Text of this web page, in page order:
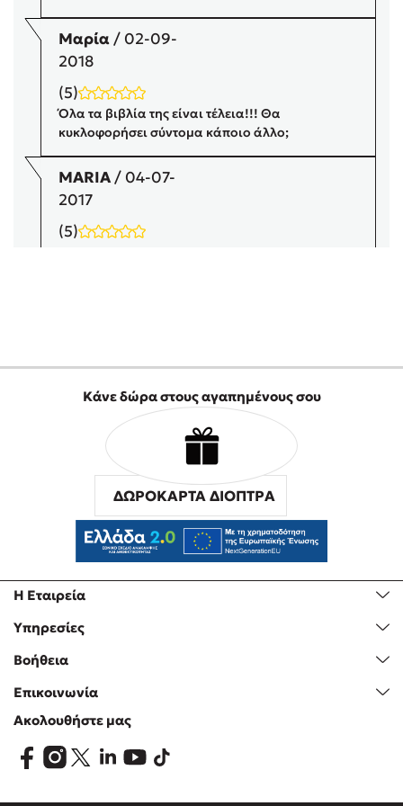
Προσεχείς εκδηλώσεις
Η Δανάη Δεληγεώργη στον Πύργο Κύμης
Ο Κώστας Κρομμύδας στο Παλαιοχώρι Καλαμπάκας
Ο Κώστας Κρομμύδας και η Μαρίνα Γιώτη στη Νικήτη
Χαλκιδικής
Ο Στέφανος Ξενάκης στη Χίο
Ο Κώστας Κρομμύδας & η Μαρίνα Γιώτη στο 54o Φεστιβάλ
Βιβλίου στο Πεδίον του Άρεως
Μαρία/ 02-09-
2018
(5)
Όλα τα βιβλία της είναι τέλεια!!! Θα
κυκλοφορήσει σύντομα κάποιο άλλο;
MARIA/ 04-07-
2017
(5)
διαβάσει παραπάνω από μια φορά! Θα
εκδοσετε κι άλλα βιβλία της ?!
/ 19-05-2017
ΥΠΕΡΟΧΟ ΚΑΙ ΤΟ ΕΝΟΧΟ ΜΥΣΤΙΚΟ.... ΘΑ
ΕΚΔΩΣΕΤΕ ΚΑΙ ΑΛΛΆ ΒΙΒΛΊΑ ΤΗΣ ΟΙΚΟΓΈΝΕΙΑΣ
Malory???
ΕΛΕΝΗ/ 16-05-
2017
(5)
ΟΛΑ ΤΑ ΒΙΒΛΙΑ ΤΗΣ ΕΙΝΑΙ ΤΕΛΕΙΑ ! ΕΛΠΙΖΩ Κ ΤΟ
ΦΘΙΝΟΠΩΡΟ ΤΟΥ 2017 ΝΑ ΕΚΔΩΣΕΤΕ Κ ΑΛΛΑ
ΙΩΑΝΝΑ/ 13-05-
2017
Simply irresistable!!!
Η Εταιρεία
Υπηρεσίες
Βοήθεια
Επικοινωνία
Κάνε δώρα στους αγαπημένους σου
ΔΩΡΟΚΑΡΤΑ ΔΙΟΠΤΡΑ
Ακολουθήστε μας